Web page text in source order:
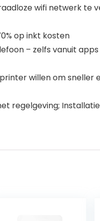
wifi netwerk te
op inkt kosten
– zelfs vanuit
willen om sneller
regelgeving;